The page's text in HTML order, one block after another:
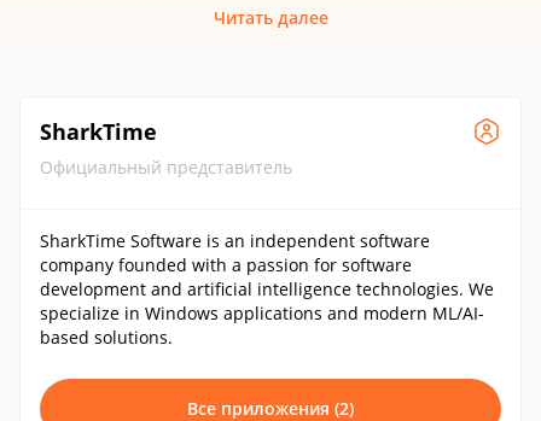
Читать далее
SharkTime
Официальный представитель
SharkTime Software is an independent software
company founded with a passion for software
development and artificial intelligence technologies. We
specialize in Windows applications and modern ML/AI-
based solutions.
Все приложения (2)